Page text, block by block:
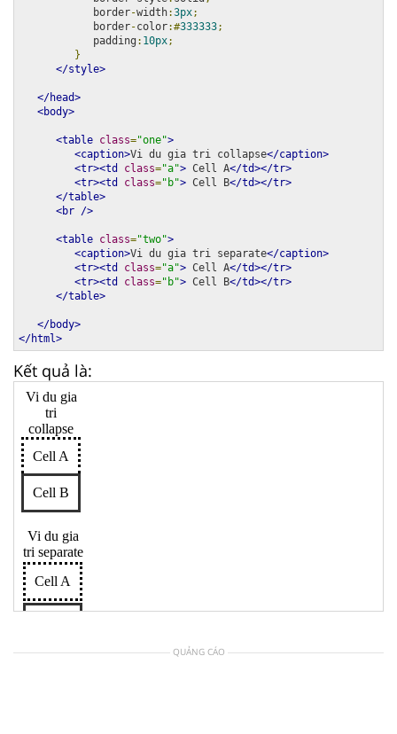
            border
-width:3px;
            border
-color:#333333;
            padding
: 10px;
}
</style>
</head>
<body>
<table class="one">
<caption>Vi du gia tri collapse</caption>
<tr><td
class="a"> Cell A</td></tr>
<tr><td
class="b"> Cell B</td></tr>
</table>
<br />
<table class="two">
<caption>Vi du gia tri separate</caption>
<tr><td
class="a"> Cell A</td></tr>
<tr><td
class="b"> Cell B</td></tr>
</table>
</body>
</html>
Kết quả là:
QUẢNG CÁO